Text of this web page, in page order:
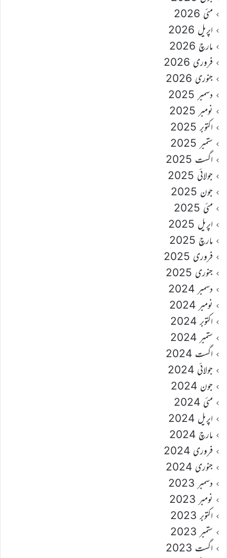
مئی 2026
اپریل 2026
مارچ 2026
فروری 2026
جنوری 2026
دسمبر 2025
نومبر 2025
اکتوبر 2025
ستمبر 2025
اگست 2025
جولائی 2025
جون 2025
مئی 2025
اپریل 2025
مارچ 2025
فروری 2025
جنوری 2025
دسمبر 2024
نومبر 2024
اکتوبر 2024
ستمبر 2024
اگست 2024
جولائی 2024
جون 2024
مئی 2024
اپریل 2024
مارچ 2024
فروری 2024
جنوری 2024
دسمبر 2023
نومبر 2023
اکتوبر 2023
ستمبر 2023
اگست 2023